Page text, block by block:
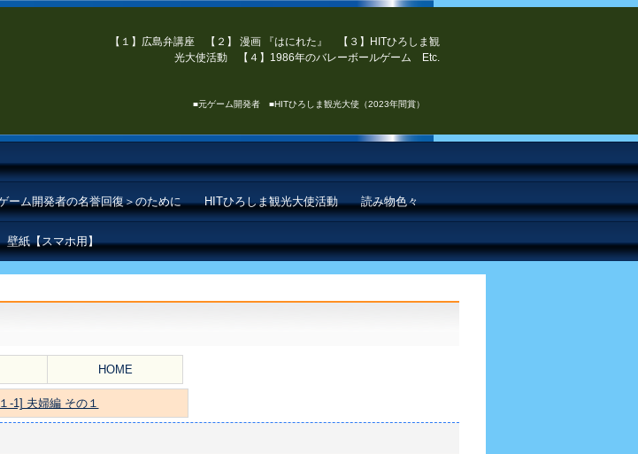
【１】広島弁講座 【２】 漫画 『はにれた』 【３】HITひろしま観
光大使活動 【４】1986年のバレーボールゲーム Etc.
■元ゲーム開発者 ■HITひろしま観光大使（2023年間賞）
ーム開発者の名誉回復＞のために HITひろしま観光大使活動 読み物色々
壁紙【スマホ用】
HOME
-1] 夫婦編 その１